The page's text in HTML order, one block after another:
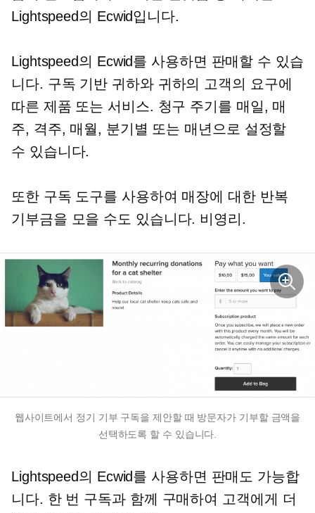
Lightspeed의 Ecwid입니다.
Lightspeed의 Ecwid를 사용하면 판매할 수 있습
니다. 구독 기반 귀하와 귀하의 고객의 요구에
따른 제품 또는 서비스. 청구 주기를 매일, 매
주, 격주, 매월, 분기별 또는 매년으로 설정할
수 있습니다.
또한 구독 도구를 사용하여 매장에 대한 반복
기부금을 모을 수도 있습니다. 비영리.
웹사이트에서 정기 기부 구독을 제안할 때 방문자가 기부할 금액을
선택하도록 할 수 있습니다.
Lightspeed의 Ecwid를 사용하면 판매도 가능합
니다. 한 번 구독과 함께 구매하여 고객에게 더